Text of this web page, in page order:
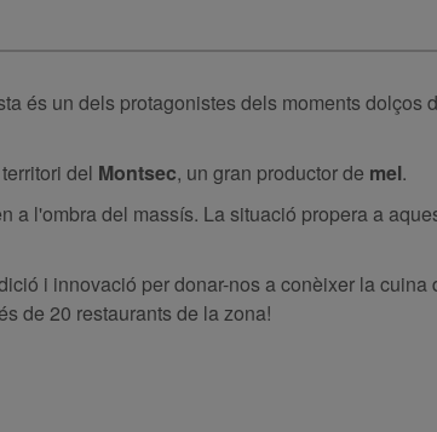
és un dels protagonistes dels moments dolços
del Montsec, un gran productor de mel.
a l'ombra del massís. La situació propera a
i innovació per donar-nos a conèixer la cuina
de 20 restaurants de la zona!